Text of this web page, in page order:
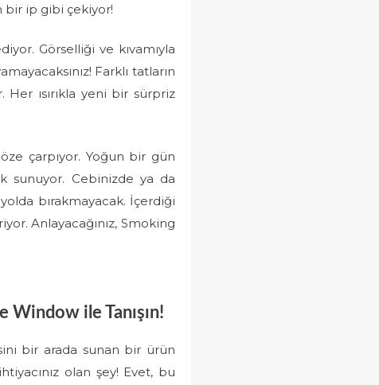
bir ip gibi çekiyor!
Görselliği ve kıvamıyla
Farklı tatların
ısırıkla yeni bir sürpriz
çarpıyor. Yoğun bir gün
sunuyor. Cebinizde ya da
yolda bırakmayacak. İçerdiği
Anlayacağınız, Smoking
ile Tanışın!
bir arada sunan bir ürün
olan şey! Evet, bu